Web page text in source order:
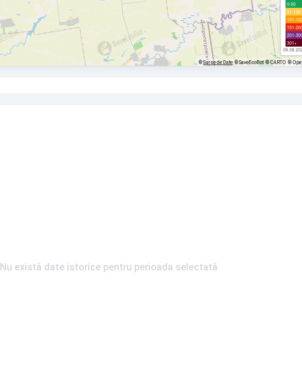
0-50
51-100
101-
151-
201-
301+
©Surse de Date © SaveEcoBot © CARTO ©
Nu există date istorice pentru perioada selectată